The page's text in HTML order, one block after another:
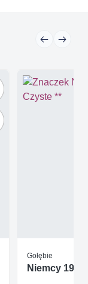
Gołębie
Niemcy 1960